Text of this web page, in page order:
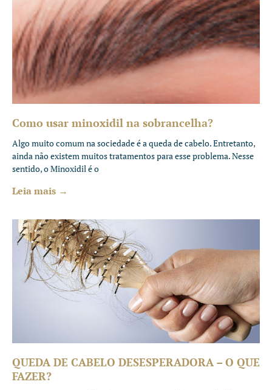
Como usar minoxidil na sobrancelha?
Algo muito comum na sociedade é a queda de cabelo. Entretanto,
ainda não existem muitos tratamentos para esse problema. Nesse
sentido, o Minoxidil é o
Leia mais →
QUEDA DE CABELO DESESPERADORA – O QUE
FAZER?